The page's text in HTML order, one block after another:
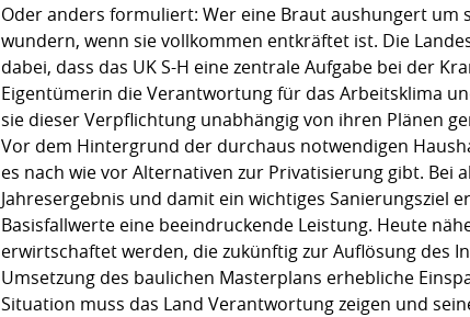
Oder anders formuliert: Wer eine Braut aushungert um
wundern, wenn sie vollkommen entkräftet ist. Die
dabei, dass das UK S-H eine zentrale Aufgabe bei der
Eigentümerin die Verantwortung für das Arbeitsklima
sie dieser Verpflichtung unabhängig von ihren Plänen
Vor dem Hintergrund der durchaus notwendigen
es nach wie vor Alternativen zur Privatisierung gibt. Bei
Jahresergebnis und damit ein wichtiges
Basisfallwerte eine beeindruckende Leistung. Heute
erwirtschaftet werden, die zukünftig zur Auflösung des
Umsetzung des baulichen Masterplans erhebliche
Situation muss das Land Verantwortung zeigen und